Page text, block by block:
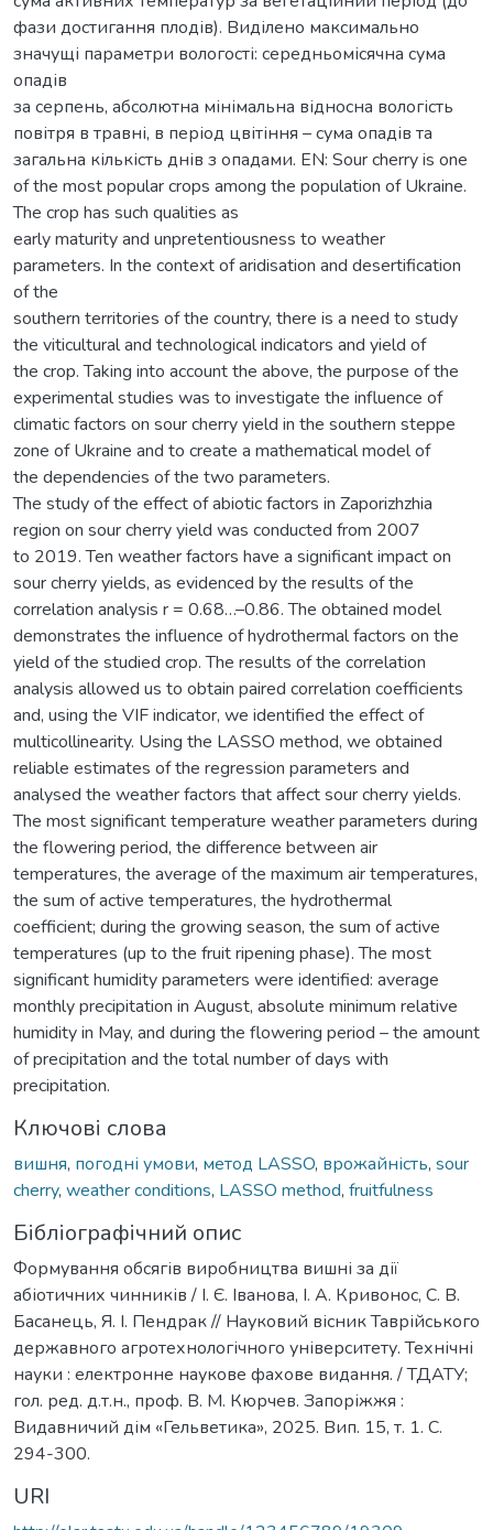
фази достигання плодів). Виділено максимально
значущі параметри вологості: середньомісячна сума
опадів
за серпень, абсолютна мінімальна відносна вологість
повітря в травні, в період цвітіння – сума опадів та
загальна кількість днів з опадами. EN: Sour cherry is one
of the most popular crops among the population of Ukraine.
The crop has such qualities as
early maturity and unpretentiousness to weather
parameters. In the context of aridisation and desertification
of the
southern territories of the country, there is a need to study
the viticultural and technological indicators and yield of
the crop. Taking into account the above, the purpose of the
experimental studies was to investigate the influence of
climatic factors on sour cherry yield in the southern steppe
zone of Ukraine and to create a mathematical model of
the dependencies of the two parameters.
The study of the effect of abiotic factors in Zaporizhzhia
region on sour cherry yield was conducted from 2007
to 2019. Ten weather factors have a significant impact on
sour cherry yields, as evidenced by the results of the
correlation analysis r = 0.68…–0.86. The obtained model
demonstrates the influence of hydrothermal factors on the
yield of the studied crop. The results of the correlation
analysis allowed us to obtain paired correlation coefficients
and, using the VIF indicator, we identified the effect of
multicollinearity. Using the LASSO method, we obtained
reliable estimates of the regression parameters and
analysed the weather factors that affect sour cherry yields.
The most significant temperature weather parameters during
the flowering period, the difference between air
temperatures, the average of the maximum air temperatures,
the sum of active temperatures, the hydrothermal
coefficient; during the growing season, the sum of active
temperatures (up to the fruit ripening phase). The most
significant humidity parameters were identified: average
monthly precipitation in August, absolute minimum relative
humidity in May, and during the flowering period – the amount
of precipitation and the total number of days with
precipitation.
Ключові слова
вишня, погодні умови, метод LASSO, врожайність, sour
cherry, weather conditions, LASSO method, fruitfulness
Бібліографічний опис
Формування обсягів виробництва вишні за дії
абіотичних чинників / І. Є. Іванова, І. А. Кривонос, С. В.
Басанець, Я. І. Пендрак // Науковий вісник Таврійського
державного агротехнологічного університету. Технічні
науки : електронне наукове фахове видання. / ТДАТУ;
гол. ред. д.т.н., проф. В. М. Кюрчев. Запоріжжя :
Видавничий дім «Гельветика», 2025. Вип. 15, т. 1. C.
294-300.
URI